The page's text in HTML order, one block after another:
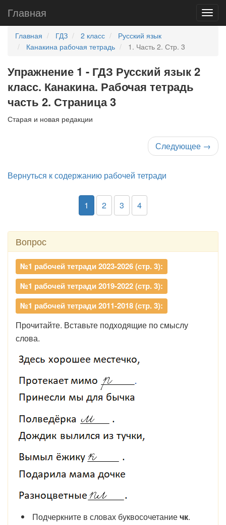
Главная
Главная ГДЗ 2 класс
Русский язык
Канакина рабочая тетрадь
1. Часть 2. Стр. 3
Упражнение 1 - ГДЗ Русский язык 2
класс. Канакина. Рабочая тетрадь
часть 2. Страница 3
Старая и новая редакции
Следующее →
Вернуться к содержанию рабочей тетради
1 2 3 4
Вопрос
№1 рабочей тетради 2023-2026 (стр. 3):
№1 рабочей тетради 2019-2022 (стр. 3):
№1 рабочей тетради 2011-2018 (стр. 3):
Прочитайте. Вставьте подходящие по смыслу
слова.
Подчеркните в словах буквосочетаниечк.